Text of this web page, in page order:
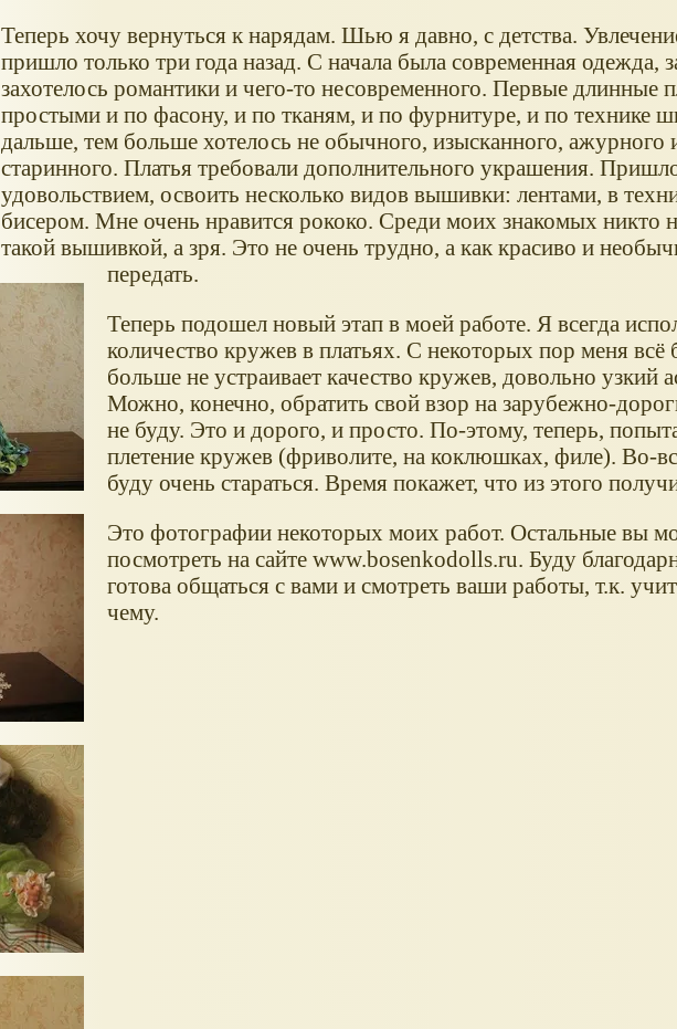
Теперь хочу вернуться к нарядам. Шью я давно, с детства.
пришло только три года назад. С начала была современная одежда,
захотелось романтики и чего-то несовременного. Первые длинные
простыми и по фасону, и по тканям, и по фурнитуре, и по технике
дальше, тем больше хотелось не обычного, изысканного, ажурного
старинного. Платья требовали дополнительного украшения.
удовольствием, освоить несколько видов вышивки: лентами, в
бисером. Мне очень нравится рококо. Среди моих знакомых никто
такой вышивкой, а зря. Это не очень трудно, а как красиво и
передать.
Теперь подошел новый этап в моей работе. Я всегда
количество кружев в платьях. С некоторых пор меня всё
больше не устраивает качество кружев, довольно узкий
Можно, конечно, обратить свой взор на зарубежно-
не буду. Это и дорого, и просто. По-этому, теперь,
плетение кружев (фриволите, на коклюшках, филе). Во-
буду очень стараться. Время покажет, что из этого
Это фотографии некоторых моих работ. Остальные вы
посмотреть на сайте www.bosenkodolls.ru. Буду
готова общаться с вами и смотреть ваши работы, т.к.
чему.